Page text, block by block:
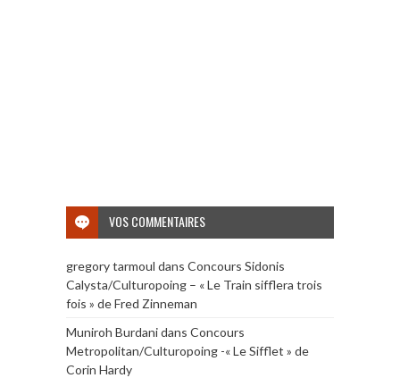
VOS COMMENTAIRES
gregory tarmoul dans Concours Sidonis
Calysta/Culturopoing – « Le Train sifflera trois
fois » de Fred Zinneman
Muniroh Burdanidans Concours
Metropolitan/Culturopoing -« Le Sifflet » de
Corin Hardy